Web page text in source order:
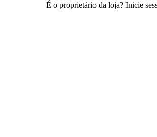
É o proprietário da loja? Inicie